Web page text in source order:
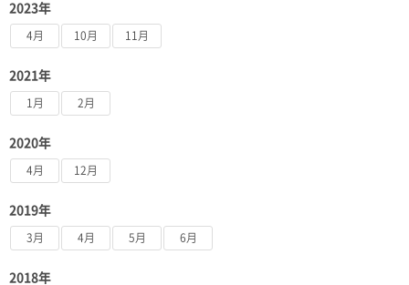
2023年
4月 10月 11月
2021年
1月 2月
2020年
4月 12月
2019年
3月 4月 5月 6月
2018年